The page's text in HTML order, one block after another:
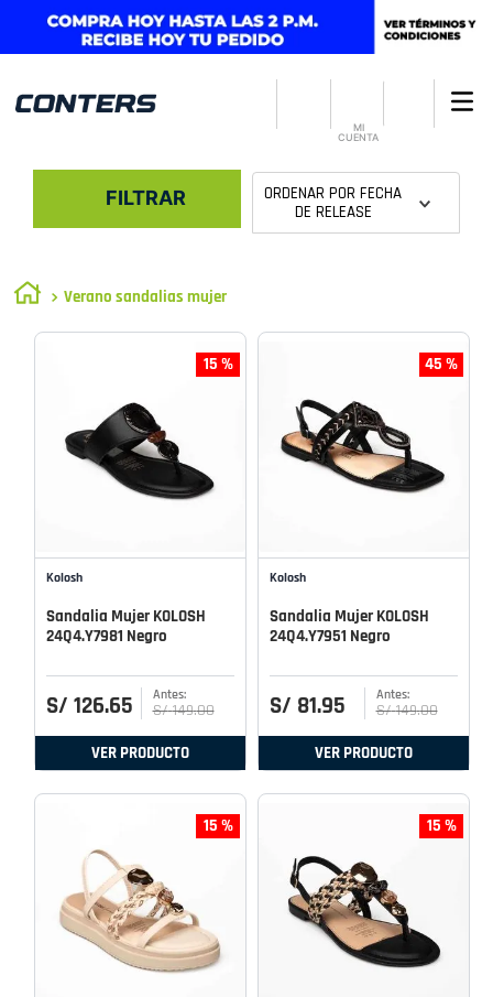
MI
CUENTA
FILTRAR ORDENAR POR FECHA
DE RELEASE
Verano sandalias mujer
15 %
Kolosh
Sandalia Mujer KOLOSH
24Q4.Y7981 Negro
S/ 126.65 S/ 149.00
VER PRODUCTO
45 %
Kolosh
Sandalia Mujer KOLOSH
24Q4.Y7951 Negro
S/ 81.95 S/ 149.00
VER PRODUCTO
15 % 15 %